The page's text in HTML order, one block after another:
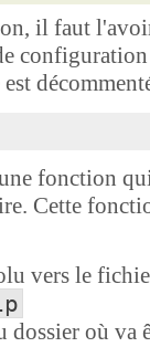
il faut
fonction
Cette
vers le
où va